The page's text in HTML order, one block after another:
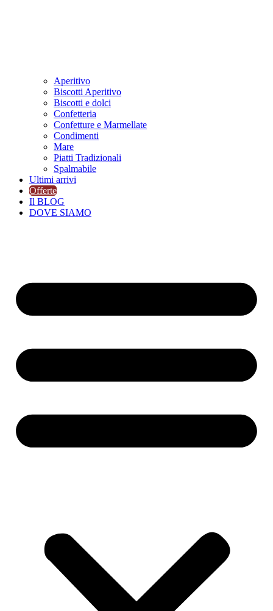
Aperitivo
Biscotti Aperitivo
Biscotti e dolci
Confetteria
Confetture e Marmellate
Condimenti
Mare
Piatti Tradizionali
Spalmabile
Ultimi arrivi
Offerte
Il BLOG
DOVE SIAMO